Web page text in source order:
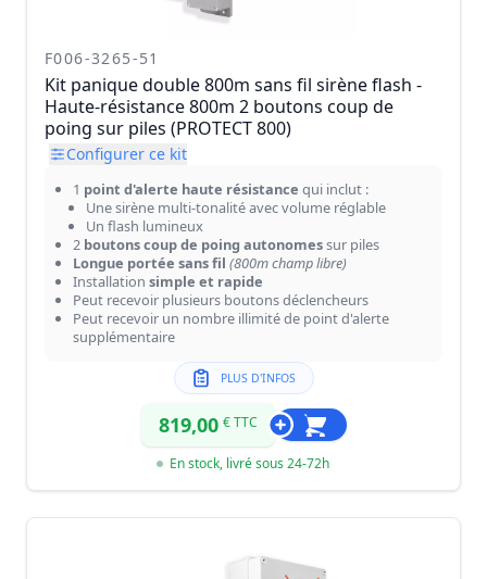
F006-3265-51
Kit panique double 800m sans fil sirène flash -
Haute-résistance 800m 2 boutons coup de
poing sur piles (PROTECT 800)
Configurer ce kit
1 point d'alerte haute résistance qui inclut :
Une sirène multi-tonalité avec volume réglable
Un flash lumineux
2 boutons coup de poing autonomessur piles
Longue portée sans fil (800m champ libre)
Installation simple et rapide
Peut recevoir plusieurs boutons déclencheurs
Peut recevoir un nombre illimité de point d'alerte
supplémentaire
PLUS D'INFOS
819,00 € TTC
En stock, livré sous 24-72h